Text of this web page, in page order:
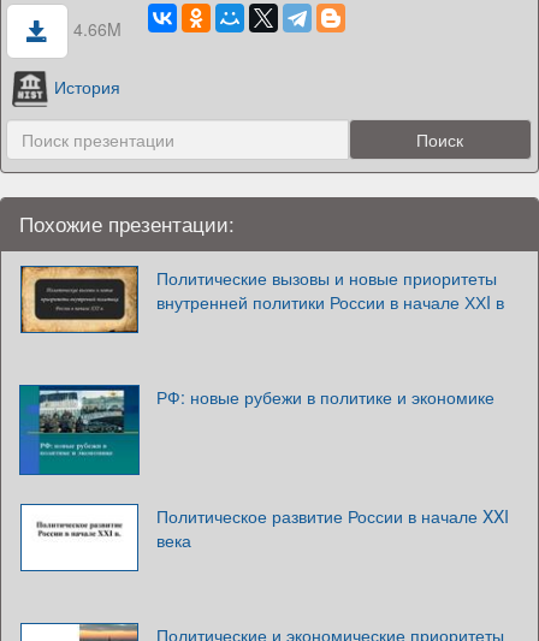
4.66M
История
Похожие презентации:
Политические вызовы и новые приоритеты
внутренней политики России в начале ХХI в
РФ: новые рубежи в политике и экономике
Политическое развитие России в начале XXI
века
Политические и экономические приоритеты